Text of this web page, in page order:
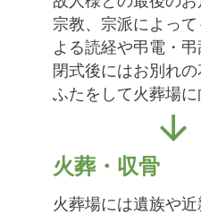
宗教、宗派によっ
よる読経や弔電・弔
閉式後にはお別れ
ふたをして火葬場に
火葬・収骨
火葬場には遺族や